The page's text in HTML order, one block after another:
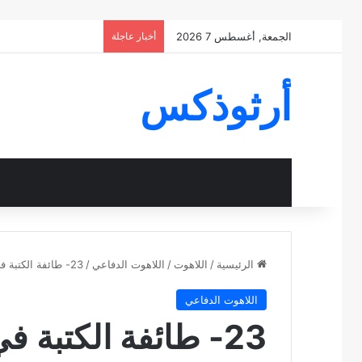
الجمعة, أغسطس 7 2026 أخبار عاجلة
أرثوذكس
الرئيسية / اللاهوت / اللاهوت الدفاعي / 23- طائفة الكتبة في دير الأنبا بيشوي
اللاهوت الدفاعي
23- طائفة الكتبة في دير الأنبا بيشوي